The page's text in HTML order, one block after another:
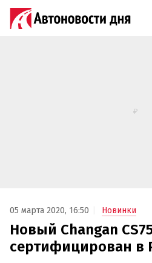
05 марта 2020, 16:50 Новинки
Новый Changan
сертифицирован в